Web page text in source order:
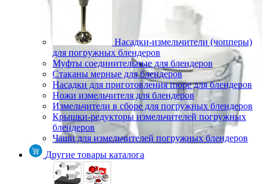
Насадки-измельчители (чопперы)
для погружных блендеров
Муфты соединительные для блендеров
Стаканы мерные для блендеров
Насадки для приготовления пюре для блендеров
Ножи измельчителя для блендеров
Измельчители в сборе для погружных блендеров
Крышки-редукторы измельчителей погружных
блендеров
Чаши для измельчителей погружных блендеров
Другие товары каталога